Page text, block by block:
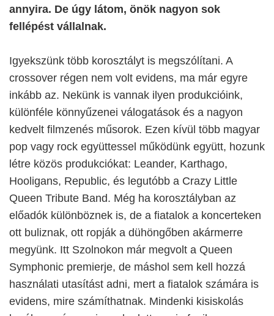
annyira. De úgy látom, önök nagyon sok
fellépést vállalnak.
Igyekszünk több korosztályt is megszólítani. A
crossover régen nem volt evidens, ma már egyre
inkább az. Nekünk is vannak ilyen produkcióink,
különféle könnyűzenei válogatások és a nagyon
kedvelt filmzenés műsorok. Ezen kívül több magyar
pop vagy rock együttessel működünk együtt, hozunk
létre közös produkciókat: Leander, Karthago,
Hooligans, Republic, és legutóbb a Crazy Little
Queen Tribute Band. Még ha korosztályban az
előadók különböznek is, de a fiatalok a koncerteken
ott buliznak, ott ropják a dühöngőben akármerre
megyünk. Itt Szolnokon már megvolt a Queen
Symphonic premierje, de máshol sem kell hozzá
használati utasítást adni, mert a fiatalok számára is
evidens, mire számíthatnak. Mindenki kisiskolás